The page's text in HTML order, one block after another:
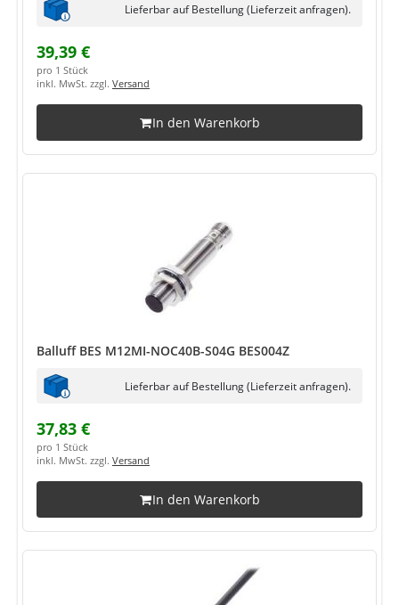
Lieferbar auf Bestellung (Lieferzeit anfragen).
39,39 €
pro 1 Stück
inkl. MwSt. zzgl. Versand
In den Warenkorb
Balluff BES M12MI-NOC40B-S04G BES004Z
Lieferbar auf Bestellung (Lieferzeit anfragen).
37,83 €
pro 1 Stück
inkl. MwSt. zzgl. Versand
In den Warenkorb